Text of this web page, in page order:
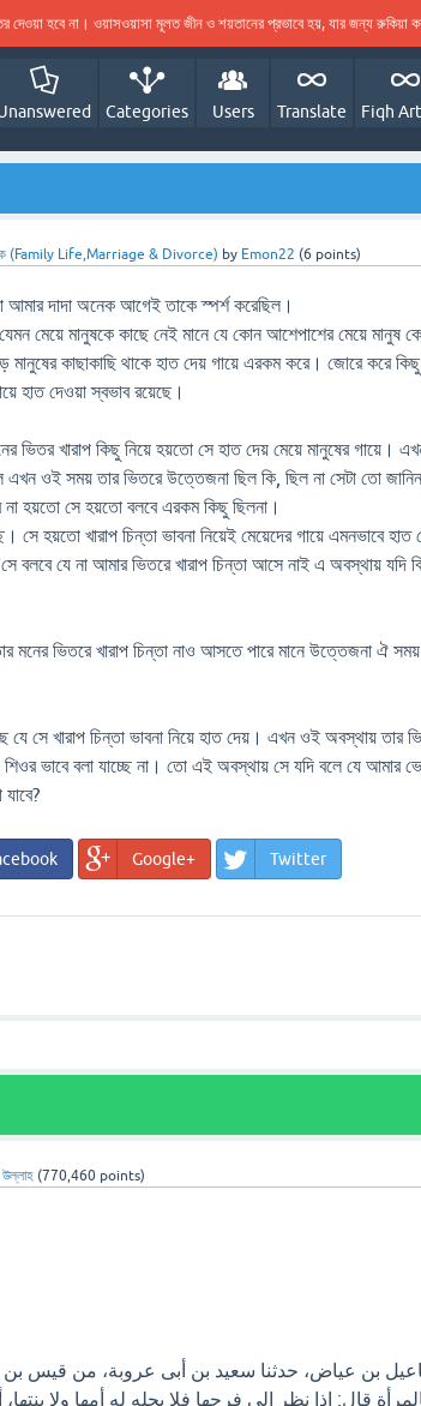
হবে না। ওয়াসওয়াসা মূলত জীন ও শয়তানের প্রভাবে হয়, যার জন্য
Categories Users Translate Fiqh
(Family Life,Marriage & Divorce) by Emon22 (6 points)
দাদা অনেক আগেই তাকে স্পর্শ করেছিল।
মেয়ে মানুষকে কাছে নেই মানে যে কোন আশেপাশের মেয়ে মানুষ
কাছাকাছি থাকে হাত দেয় গায়ে এরকম করে। জোরে করে
হাত দেওয়া স্বভাব রয়েছে।
ভিতর খারাপ কিছু নিয়ে হয়তো সে হাত দেয় মেয়ে মানুষের গায়ে।
এখন ওই সময় তার ভিতরে উত্তেজনা ছিল কি, ছিল না সেটা তো
না হয়তো সে হয়তো বলবে এরকম কিছু ছিলনা।
সে হয়তো খারাপ চিন্তা ভাবনা নিয়েই মেয়েদের গায়ে এমনভাবে হাত
বলবে যে না আমার ভিতরে খারাপ চিন্তা আসে নাই এ অবস্থায় যদি
মনের ভিতরে খারাপ চিন্তা নাও আসতে পারে মানে উত্তেজনা ঐ
সে খারাপ চিন্তা ভাবনা নিয়ে হাত দেয়। এখন ওই অবস্থায় তার
ভাবে বলা যাচ্ছে না। তো এই অবস্থায় সে যদি বলে যে আমার
Google+ Twitter
(770,460 points)
بن عیاض، حدثنا سعید بن أبی عروبة، من قیس
قال: إذا نظر إلی فرجها فلا یحله له أمها ولا